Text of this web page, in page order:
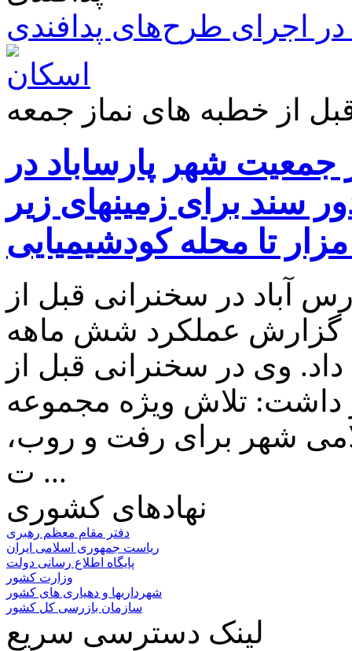
اجرای طرح‌های پدافندی
از جمعیت شهر پارساباد در
سند برای زمینهای زیر
آباد در سخنرانی قبل از
گزارش عملکرد شش ماهه
داد. وی در سخنرانی قبل از
داشت: تلاش ویژه مجموعه
شهر برای رفت و روب،
ت ...
نهادهای کشوری
دفتر مقام معظم رهبری
ریاست جمهوری اسلامی ایران
پایگاه اطلاع رسانی دولت
وزارت کشور
شهرداریها و دهیاری های کشور
سازمان بازرسی کل کشور
لینک دسترسی سریع